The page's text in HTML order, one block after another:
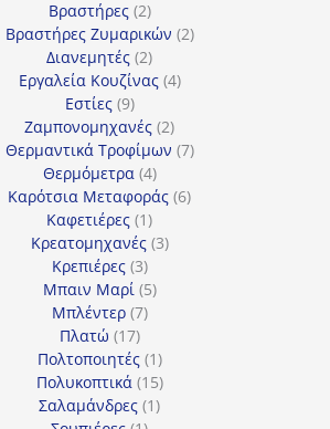
προϊόντα
Βραστήρες 22
προϊόντα
Βραστήρες Ζυμαρικών 22
Διανεμητές 22
προϊόντα
Εργαλεία Κουζίνας 44
Εστίες 99
προϊόντα
Ζαμπονομηχανές 22
προϊόντα
Θερμαντικά Τροφίμων 77
Θερμόμετρα 44
προϊόντα
Καρότσια Μεταφοράς 66
Καφετιέρες 11
προϊόν
Κρεατομηχανές 33
Κρεπιέρες 33
προϊόντα
Μπαιν Μαρί 55
Μπλέντερ 77
Πλατώ 1717
προϊόντα
Πολτοποιητές 11
προϊόν
Πολυκοπτικά 1515
προϊόντα
Σαλαμάνδρες 11